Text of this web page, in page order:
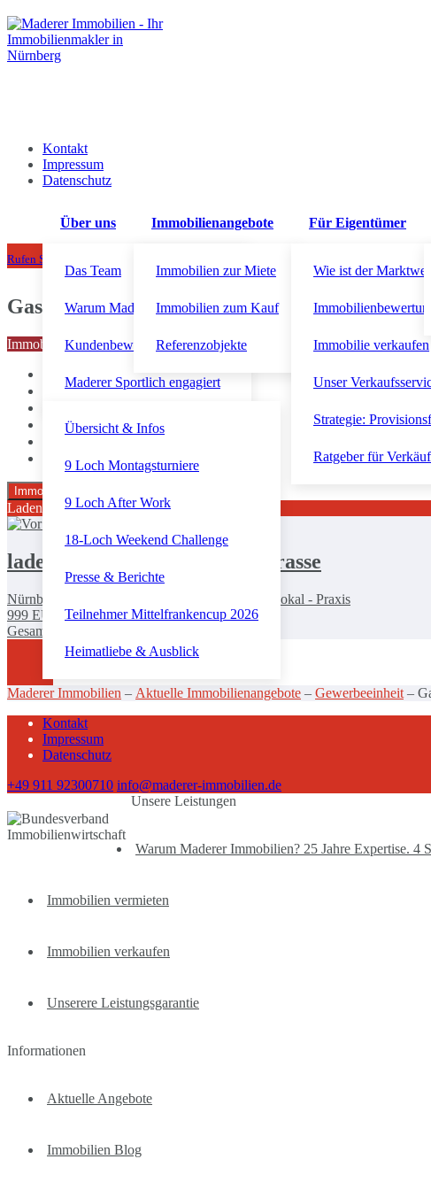
Kontakt
Impressum
Datenschutz
Über uns
Das Team
Warum Maderer Immobilien?
Kundenbewertungen
Maderer Sportlich engagiert
Übersicht & Infos
9 Loch Montagsturniere
9 Loch After Work
18-Loch Weekend Challenge
Presse & Berichte
Teilnehmer Mittelfrankencup 2026
Heimatliebe & Ausblick
Immobilienangebote
Immobilien zur Miete
Immobilien zum Kauf
Referenzobjekte
Für Eigentümer
Wie ist der
Immobilienbewertung
Immobilie verkaufen
Unser
Strategie:
Ratgeber für
Rufen Sie uns an!
Gastronomie
Immobiliensuche starten
Immobilien suchen
Ladenlokal
ladenlokal-nuernberg-gugelstrasse
Nürnberg | Bürofläche - Gastronomie - Ladenlokal - Praxis
999 EUR
Gesamtfläche:
Maderer Immobilien – Aktuelle Immobilienangebote – Gewerbeeinheit –
Kontakt
Impressum
Datenschutz
+49 911 92300710 info@maderer-immobilien.de
Unsere Leistungen
Warum Maderer Immobilien? 25 Jahre Expertise. 4
Immobilien vermieten
Immobilien verkaufen
Unserere Leistungsgarantie
Informationen
Aktuelle Angebote
Immobilien Blog